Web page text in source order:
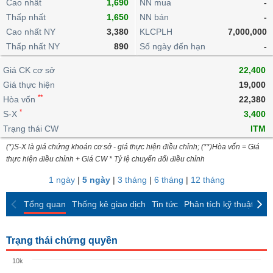
Giao
dịch
nội
bộ
Niên
giám
Tài
liệu
cổ
đông
Định
giá
Nước
ngoài
Tự
doanh
Top
cổ
phiếu
Bản
Thống
giao
dịch
dịch
Chứng
quyền
Tổng
quan
Thống
kê
dịch
Định
Thống
kê
giao
dịch
Tin
tức
tích
kỹ
thuật
Bảng
giá
Bộ
lọc
cổ
phiếu
cổ
Báo
mô
lai
Chứng
quyền
Trái
phiếu
doanh
nghiệp
Đào
Dịch
vụ
Cao nhất
1,690
Thấp nhất
1,650
Cao nhất NY
3,380
Thấp nhất NY
890
NN mua
-
NN bán
-
KLCPLH
7,000,000
Số ngày đến hạn
-
Giá CK cơ sở
22,400
Giá thực hiện
19,000
Hòa vốn **
22,380
S-X *
3,400
Trạng thái CW
ITM
(*)S-X là giá chứng khoán cơ sở - giá thực hiện điều chỉnh; (**)Hòa vốn = Giá
thực hiện điều chỉnh + Giá CW * Tỷ lệ chuyển đổi điều chỉnh
1 ngày| 5 ngày| 3 tháng | 6 tháng | 12 tháng
Tổng quan Thống kê giao dịch Tin tức Phân tích kỹ thuật
Trạng thái chứng quyền
10k
BẤT
ĐỘNG
SẢN
TÀI
CHÍNH
HÀNG
HÓA
KINH
TẾ
THẾ